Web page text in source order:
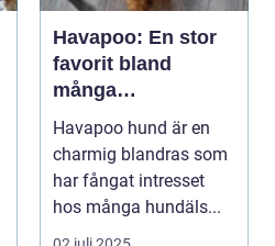
Havapoo: En stor
favorit bland
många
hundälskare
Havapoo hund är en
charmig blandras som
har fångat intresset
hos många hundäls...